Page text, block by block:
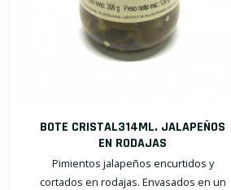
BOTE CRISTAL314ML. JALAPEÑOS
EN RODAJAS
Pimientos jalapeños encurtidos y
cortados en rodajas. Envasados en un